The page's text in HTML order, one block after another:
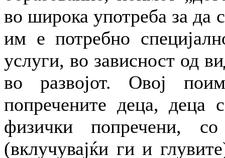
во широка употреба за да
им е потребно
услуги, во зависност од
во развојот. Овој
попречените деца, деца
физички попречени,
(вклучувајќи ги и